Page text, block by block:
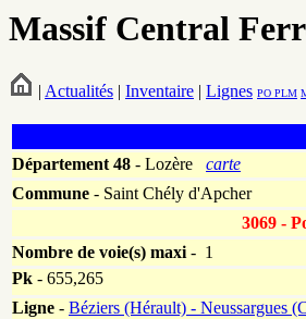
Massif Central
| Actualités | Inventaire | Lignes PO PLM
Département48 - Lozère carte
Commune - Saint Chély d'Apcher
3069 -
Nombre de voie(s) maxi- 1
Pk - 655,265
Ligne - Béziers (Hérault) - Neussargues